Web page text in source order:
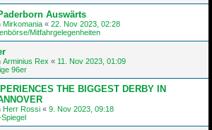
Auswärts
Mirkomania « 22. Nov 2023, 02:28
Mitfahrgelegenheiten
Arminius Rex « 11. Nov 2023, 01:09
96er
THE BIGGEST DERBY IN
Herr Rossi « 9. Nov 2023, 09:18